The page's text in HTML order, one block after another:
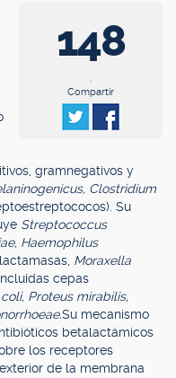
148
.
Compartir
gramnegativos y
Clostridium
Su
Streptococcus
Haemophilus
Moraxella
cepas
coli, Proteus mirabilis,
Su mecanismo
betalactámicos
los receptores
de la membrana